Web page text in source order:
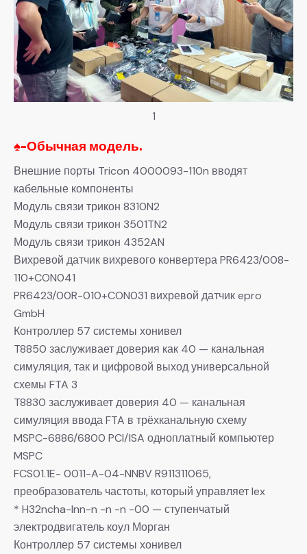
1
♠-Обычная модель.
Внешние порты Tricon 4000093-110n вводят
кабельные компоненты
Модуль связи трикон 8310N2
Модуль связи трикон 3501TN2
Модуль связи трикон 4352AN
Вихревой датчик вихревого конвертера PR6423/008-
110+CON041
PR6423/00R-010+CON031 вихревой датчик epro
GmbH
Контроллер 57 системы хонивел
T8850 заслуживает доверия как 40 — канальная
симуляция, так и цифровой выход универсальной
схемы FTA 3
T8830 заслуживает доверия 40 — канальная
симуляция ввода FTA в трёхканальную схему
MSPC-6886/6800 PCI/ISA одноплатный компьютер
MSPC
FCS01.1E- 0011-A-04-NNBV R911311065,
преобразователь частоты, который управляет lex
* H32ncha-lnn-n -n -n -00 — ступенчатый
электродвигатель коул Морган
Контроллер 57 системы хонивел